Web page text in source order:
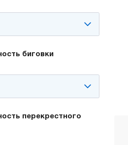
биговки
перекрестного